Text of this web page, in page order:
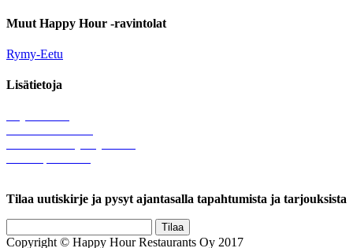
Muut Happy Hour -ravintolat
Rymy-Eetu
Lisätietoja
Tilaa uutiskirje ja pysyt ajantasalla tapahtumista ja tarjouksista
Copyright © Happy Hour Restaurants Oy 2017